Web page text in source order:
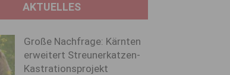
AKTUELLES
Große Nachfrage: Kärnten
erweitert Streunerkatzen-
Kastrationsprojekt